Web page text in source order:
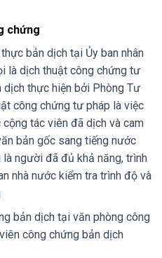
chứng
bản dịch tại Ủy ban nhân
là dịch thuật công chứng tư
thực hiện bởi Phòng Tư
công chứng tư pháp là việc
tác viên đã dịch và cam
bản gốc sang tiếng nước
người đã đủ khả năng, trình
nhà nước kiểm tra trình độ và
bản dịch tại văn phòng công
công chứng bản dịch